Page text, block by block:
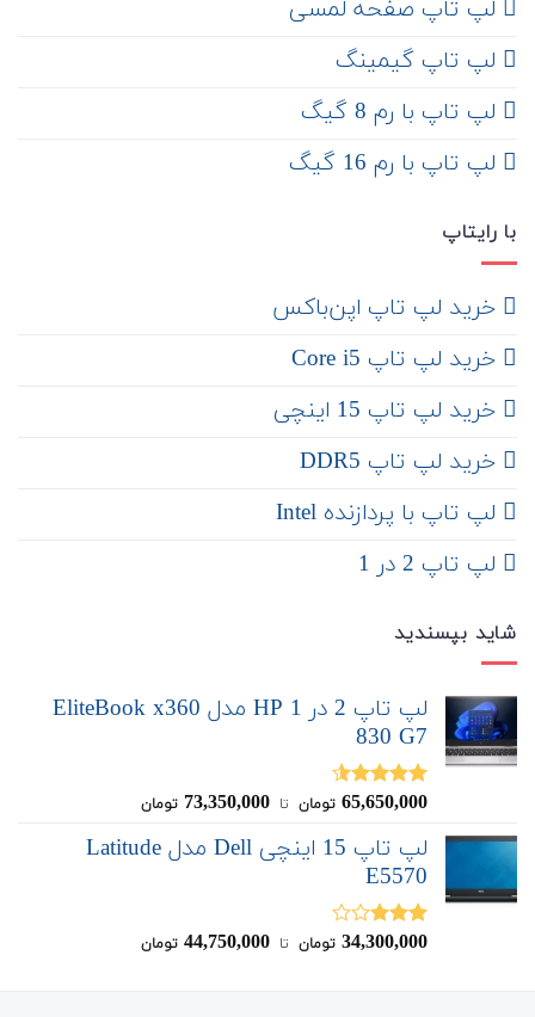
لپ تاپ صفحه لمسی
لپ تاپ گیمینگ
لپ تاپ با رم 8 گیگ
لپ تاپ با رم 16 گیگ
با رایتاپ
‌ خرید لپ تاپ اپن‌باکس
خرید لپ تاپ Core i5
‌‌ خرید لپ تاپ 15 اینچی
خرید لپ تاپ DDR5
لپ تاپ با پردازنده Intel
لپ تاپ 2 در 1
شاید بپسندید
لپ تاپ 2 در 1 HP مدل EliteBook x360
830 G7
نمره4.50
65,650,000 تومان ‌ تا ‌ 73,350,000 تومان
لپ تاپ 15 اینچی Dell مدل Latitude
E5570
نمره
34,300,000 تومان ‌ تا ‌ 44,750,000 تومان